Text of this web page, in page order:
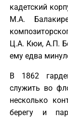
кадетский
М.А.
Ц.А. Кюи, А.П.
ему едва
В 1862
служить во
несколько
берегу и